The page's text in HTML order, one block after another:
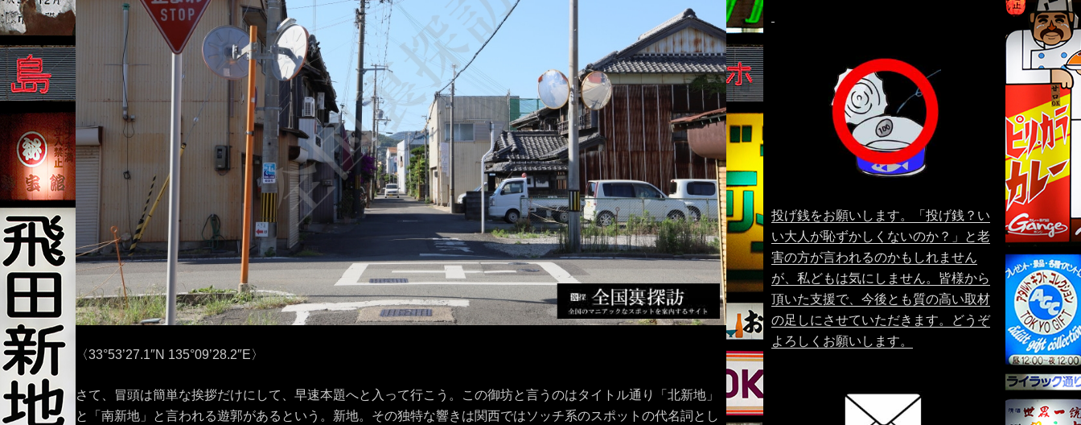
〈33°53’27.1″N 135°09’28.2″E〉
さて、冒頭は簡単な挨拶だけにして、早速本題へと入って行こう。この御坊と言うのはタイトル通り「北新地」
と「南新地」と言われる遊郭があるという。新地。その独特な響きは関西ではソッチ系のスポットの代名詞とし
投げ銭をお願いします。「投げ銭？い
い大人が恥ずかしくないのか？」と老
害の方が言われるのかもしれません
が、私どもは気にしません。皆様から
頂いた支援で、今後とも質の高い取材
の足しにさせていただきます。どうぞ
よろしくお願いします。